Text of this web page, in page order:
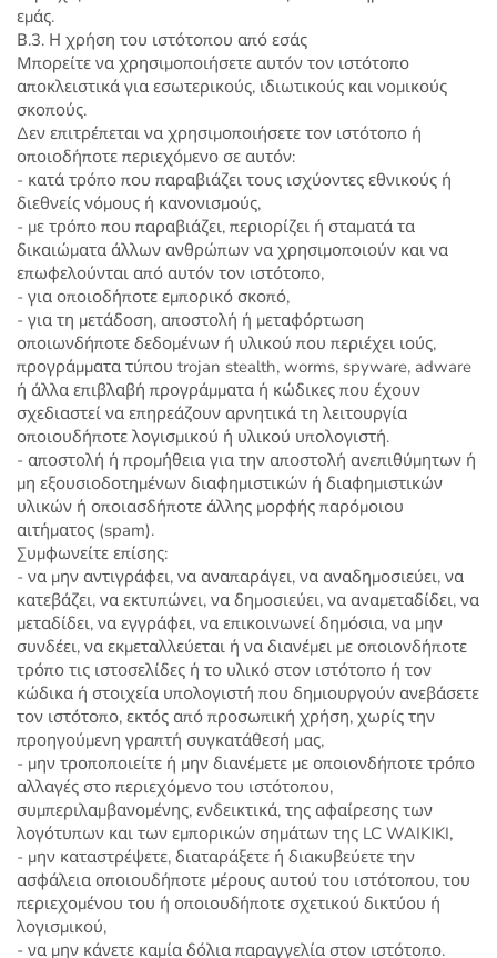
εμάς.
Β.3. Η χρήση του ιστότοπου από εσάς
Μπορείτε να χρησιμοποιήσετε αυτόν τον ιστότοπο
αποκλειστικά για εσωτερικούς, ιδιωτικούς και νομικούς
σκοπούς.
Δεν επιτρέπεται να χρησιμοποιήσετε τον ιστότοπο ή
οποιοδήποτε περιεχόμενο σε αυτόν:
- κατά τρόπο που παραβιάζει τους ισχύοντες εθνικούς ή
διεθνείς νόμους ή κανονισμούς,
- με τρόπο που παραβιάζει, περιορίζει ή σταματά τα
δικαιώματα άλλων ανθρώπων να χρησιμοποιούν και να
επωφελούνται από αυτόν τον ιστότοπο,
- για οποιοδήποτε εμπορικό σκοπό,
- για τη μετάδοση, αποστολή ή μεταφόρτωση
οποιωνδήποτε δεδομένων ή υλικού που περιέχει ιούς,
προγράμματα τύπου trojan stealth, worms, spyware, adware
ή άλλα επιβλαβή προγράμματα ή κώδικες που έχουν
σχεδιαστεί να επηρεάζουν αρνητικά τη λειτουργία
οποιουδήποτε λογισμικού ή υλικού υπολογιστή.
- αποστολή ή προμήθεια για την αποστολή ανεπιθύμητων ή
μη εξουσιοδοτημένων διαφημιστικών ή διαφημιστικών
υλικών ή οποιασδήποτε άλλης μορφής παρόμοιου
αιτήματος (spam).
Συμφωνείτε επίσης:
- να μην αντιγράφει, να αναπαράγει, να αναδημοσιεύει, να
κατεβάζει, να εκτυπώνει, να δημοσιεύει, να αναμεταδίδει, να
μεταδίδει, να εγγράφει, να επικοινωνεί δημόσια, να μην
συνδέει, να εκμεταλλεύεται ή να διανέμει με οποιονδήποτε
τρόπο τις ιστοσελίδες ή το υλικό στον ιστότοπο ή τον
κώδικα ή στοιχεία υπολογιστή που δημιουργούν ανεβάσετε
τον ιστότοπο, εκτός από προσωπική χρήση, χωρίς την
προηγούμενη γραπτή συγκατάθεσή μας,
- μην τροποποιείτε ή μην διανέμετε με οποιονδήποτε τρόπο
αλλαγές στο περιεχόμενο του ιστότοπου,
συμπεριλαμβανομένης, ενδεικτικά, της αφαίρεσης των
λογότυπων και των εμπορικών σημάτων της LC WAIKIKI,
- μην καταστρέψετε, διαταράξετε ή διακυβεύετε την
ασφάλεια οποιουδήποτε μέρους αυτού του ιστότοπου, του
περιεχομένου του ή οποιουδήποτε σχετικού δικτύου ή
λογισμικού,
- να μην κάνετε καμία δόλια παραγγελία στον ιστότοπο.